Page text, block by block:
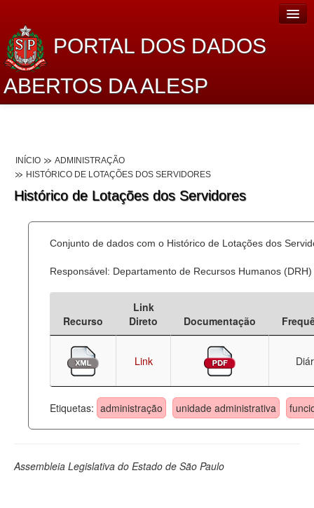
PORTAL DOS DADOS
ABERTOS DA ALESP
Dados Abertos Alesp
Lei de Acesso à Informação
Dados Governamentais Abertos
Planejamento
Catálogo de dados
Deputados Estaduais
Administração
Legislação
INÍCIO
ADMINISTRAÇÃO
HISTÓRICO DE LOTAÇÕES DOS SERVIDORES
Histórico de Lotações dos Servidores
Conjunto de dados com o Histórico de Lotações dos
Responsável: Departamento de Recursos Humanos (DRH)
Recurso
Link
Direto
Documentação
Link
Etiquetas: administração unidade administrativa
Assembleia Legislativa do Estado de São Paulo